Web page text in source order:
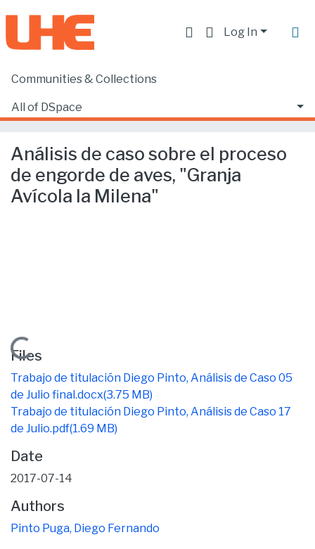
Log In
Communities & Collections
All of DSpace
Home
Análisis de caso sobre el proceso de engorde de aves, "Granja Avícola la Milena"
Análisis de caso sobre el proceso
de engorde de aves, "Granja
Avícola la Milena"
Loading...
Files
Trabajo de titulación Diego Pinto, Análisis de Caso 05
de Julio final.docx(3.75 MB)
Trabajo de titulación Diego Pinto, Análisis de Caso 17
de Julio.pdf(1.69 MB)
Date
2017-07-14
Authors
Pinto Puga, Diego Fernando